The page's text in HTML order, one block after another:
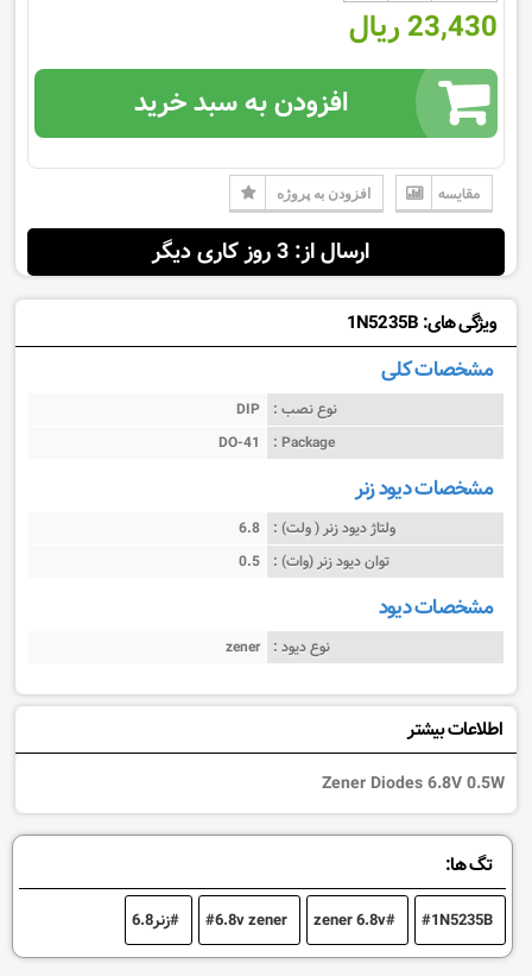
23,430 ریال
افزودن به سبد خرید
مقایسه افزودن به پروژه
ارسال از: 3 روز کاری دیگر
ویژگی های: 1N5235B
مشخصات کلی
نوع نصب : DIP
Package :
DO-41
مشخصات دیود زنر
ولتاژ دیود زنر ( ولت) : 6.8
توان دیود زنر (وات) : 0.5
مشخصات دیود
نوع دیود : zener
اطلاعات بیشتر
Zener Diodes 6.8V 0.5W
تگ ها:
1N5235B
zener 6.8v
6.8v zener زنر6.8